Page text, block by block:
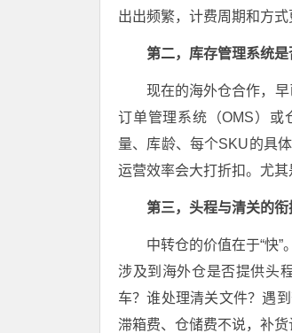
出出频繁，计费周期和方式
第二，库存管理系统是
现在的海外仓合作，
订单管理系统（OMS）或
量、库龄、每个SKU的具
运营效率会大打折扣。尤
第三，头程与清关的衔
中转仓的价值在于“快
涉及到海外仓是否提供头
车？谁处理清关文件？遇
滞箱费、仓储费不说，补货